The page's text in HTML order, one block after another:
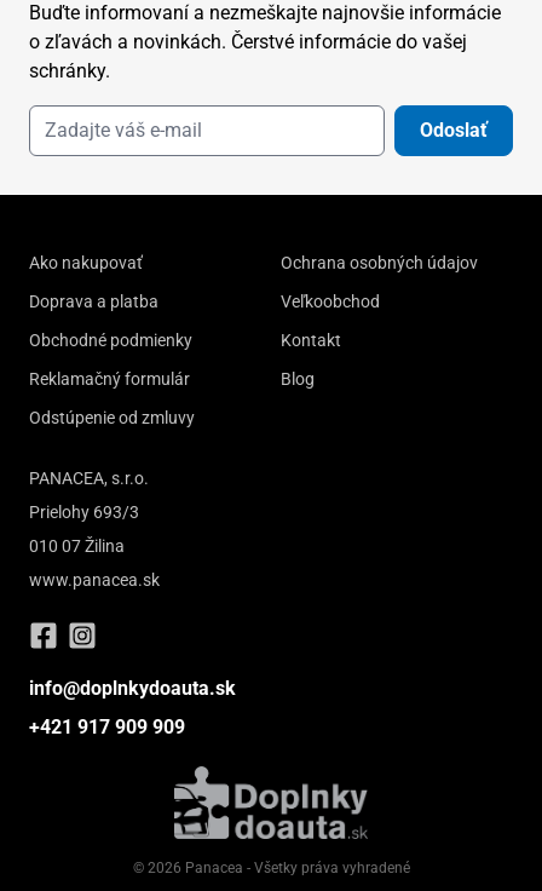
Buďte informovaní a nezmeškajte najnovšie informácie
o zľavách a novinkách. Čerstvé informácie do vašej
schránky.
Odoslať
Ako nakupovať
Doprava a platba
Obchodné podmienky
Reklamačný formulár
Odstúpenie od zmluvy
Ochrana osobných údajov
Veľkoobchod
Kontakt
Blog
PANACEA, s.r.o.
Prielohy 693/3
010 07 Žilina
www.panacea.sk
info@doplnkydoauta.sk
+421 917 909 909
© 2026 Panacea - Všetky práva vyhradené